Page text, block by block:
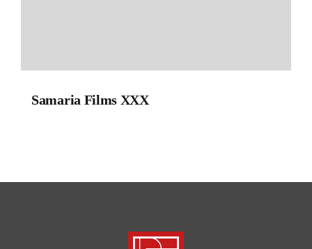
Samaria Films XXX